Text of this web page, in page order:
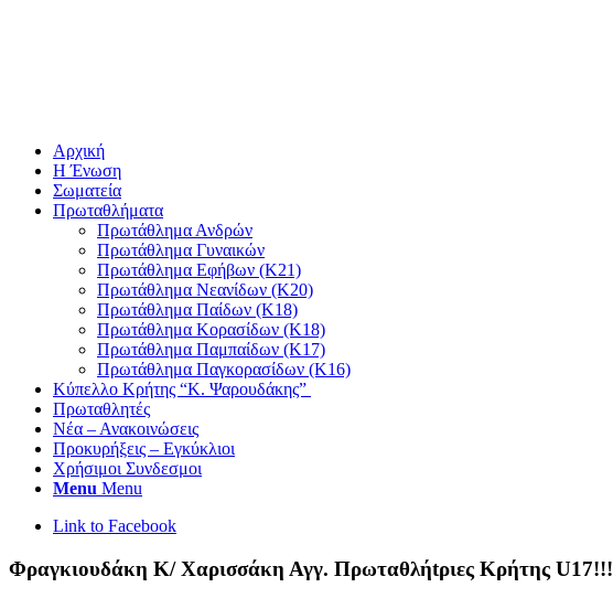
Αρχική
Η Ένωση
Σωματεία
Πρωταθλήματα
Πρωτάθλημα Ανδρών
Πρωτάθλημα Γυναικών
Πρωτάθλημα Εφήβων (Κ21)
Πρωτάθλημα Νεανίδων (Κ20)
Πρωτάθλημα Παίδων (Κ18)
Πρωτάθλημα Κορασίδων (Κ18)
Πρωτάθλημα Παμπαίδων (Κ17)
Πρωτάθλημα Παγκορασίδων (Κ16)
Κύπελλο Κρήτης “Κ. Ψαρουδάκης”
Πρωταθλητές
Νέα – Ανακοινώσεις
Προκυρήξεις – Εγκύκλιοι
Χρήσιμοι Συνδεσμοι
Menu Menu
Link to Facebook
Φραγκιουδάκη Κ/ Χαρισσάκη Αγγ. Πρωταθλήtριες Κρήτης U17!!!